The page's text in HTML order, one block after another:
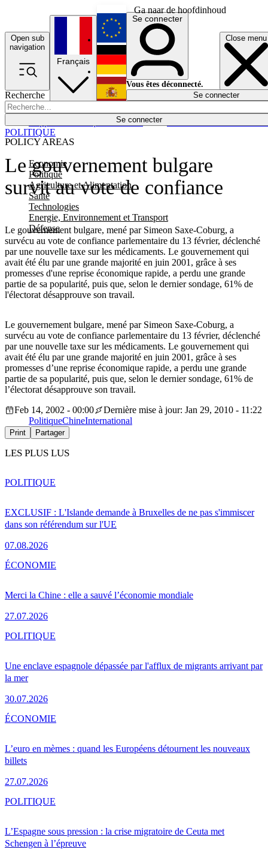
Ga naar de hoofdinhoud
Open sub
navigation
Close menu
Recherche
Se connecter
POLICY AREAS
Economie
Politique
Agriculture et Alimentation
Santé
Technologies
Energie, Environnement et Transport
Défense
Économie
Français
English
Deutsch
Español
Se connecter
Vous êtes déconnecté.
Se connecter
Le gouvernement bulgare
survit au vote de confiance
Le gouvernement bulgare, mené par Simeon Saxe-Coburg, a
survécu au vote de confiance parlementaire du 13 février, déclenché
par une nouvelle taxe sur les médicaments. Le gouvernement qui
avait été élu par une grande majorité en juin 2001, grâce à ses
promesses d'une reprise économique rapide, a perdu une grande
partie de sa popularité, puis que, selon le dernier sondage, 61% de
l'électorat désapprouve son travail.
POLITIQUE
Le gouvernement bulgare, mené par Simeon Saxe-Coburg, a
survécu au vote de confiance parlementaire du 13 février, déclenché
par une nouvelle taxe sur les médicaments. Le gouvernement qui
avait été élu par une grande majorité en juin 2001, grâce à ses
promesses d’une reprise économique rapide, a perdu une grande
partie de sa popularité, puis que, selon le dernier sondage, 61% de
l’électorat désapprouve son travail.
Feb 14, 2002 - 00:00
Dernière mise à jour: Jan 29, 2010 - 11:22
PolitiqueChineInternational
Print Partager
LES PLUS LUS
EXCLUSIF : L'Islande demande à Bruxelles de ne pas s'immiscer
dans son référendum sur l'UE
07.08.2026
POLITIQUE
Merci la Chine : elle a sauvé l’économie mondiale
27.07.2026
ÉCONOMIE
Une enclave espagnole dépassée par l'afflux de migrants arrivant par
la mer
30.07.2026
POLITIQUE
L’euro en mèmes : quand les Européens détournent les nouveaux
billets
27.07.2026
ÉCONOMIE
L’Espagne sous pression : la crise migratoire de Ceuta met
Schengen à l’épreuve
POLITIQUE